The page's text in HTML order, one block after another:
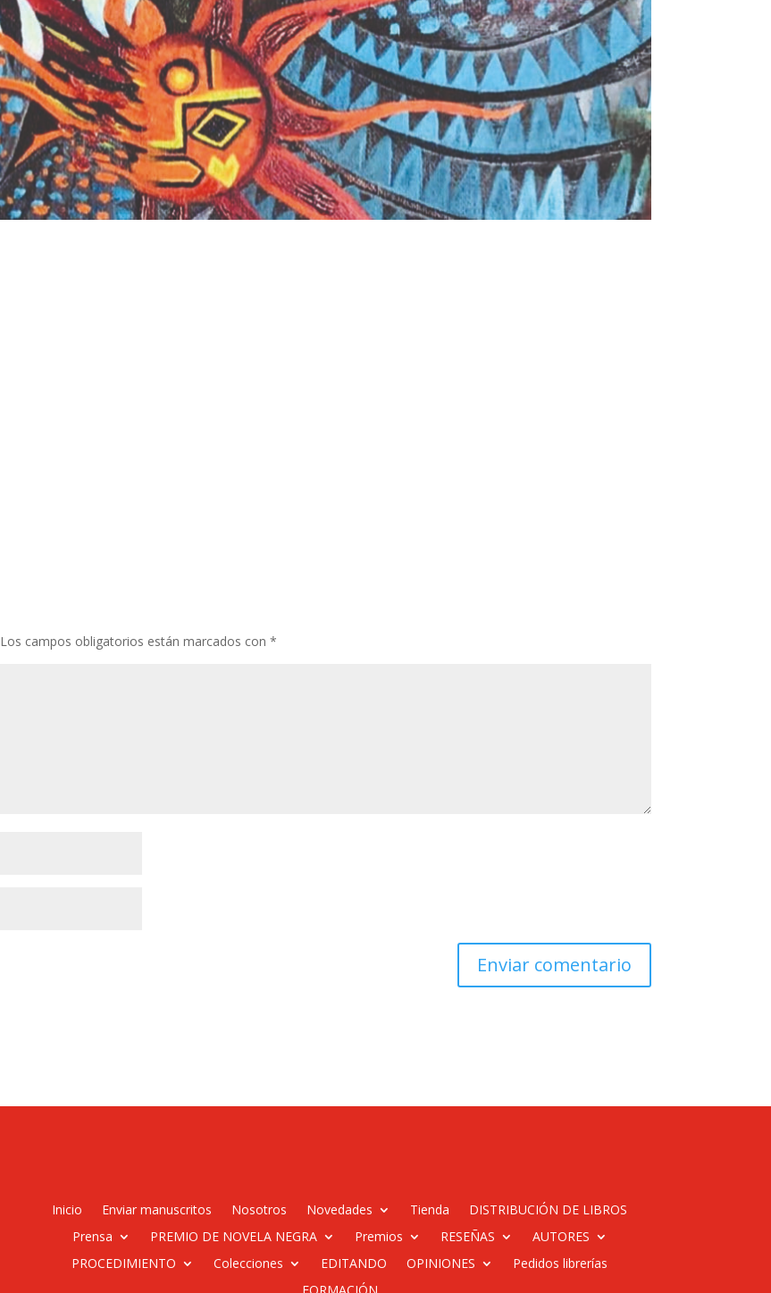
Los campos obligatorios están marcados con*
Inicio Enviar manuscritos Nosotros Novedades Tienda
DISTRIBUCIÓN DE LIBROS
Prensa
PREMIO DE NOVELA NEGRA Premios RESEÑAS
AUTORES
PROCEDIMIENTO
Colecciones EDITANDO OPINIONES
Pedidos librerías
FORMACIÓN